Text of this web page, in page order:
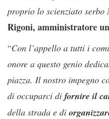
proprio lo scienziato serbo
Rigoni, amministratore
“Con l’appello a tutti i
onore a questo genio
piazza. Il nostro impegno
di occuparci di fornire il
della strada e di